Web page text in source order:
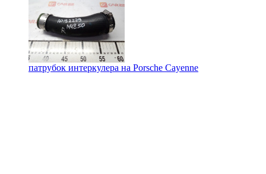
патрубок интеркулера на Porsche Cayenne